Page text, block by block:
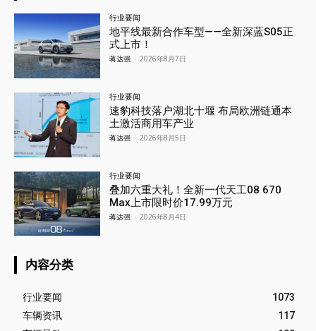
行业要闻
地平线最新合作车型——全新深蓝S05正
式上市！
蒋达强 - 2026年8月7日
行业要闻
速豹科技落户湖北十堰 布局欧洲链通本
土激活商用车产业
蒋达强 - 2026年8月5日
行业要闻
叠加六重大礼！全新一代天工08 670
Max上市限时价17.99万元
蒋达强 - 2026年8月4日
内容分类
行业要闻
1073
车辆资讯
117